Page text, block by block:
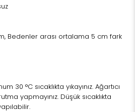
Bedenler arası ortalama 5 cm fark
30 °C sıcaklıkta yıkayınız. Ağartıcı
yapmayınız. Düşük sıcaklıkta